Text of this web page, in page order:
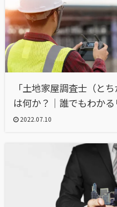
「土地家屋調査士（と
は何か？｜誰でもわか
2022.07.10